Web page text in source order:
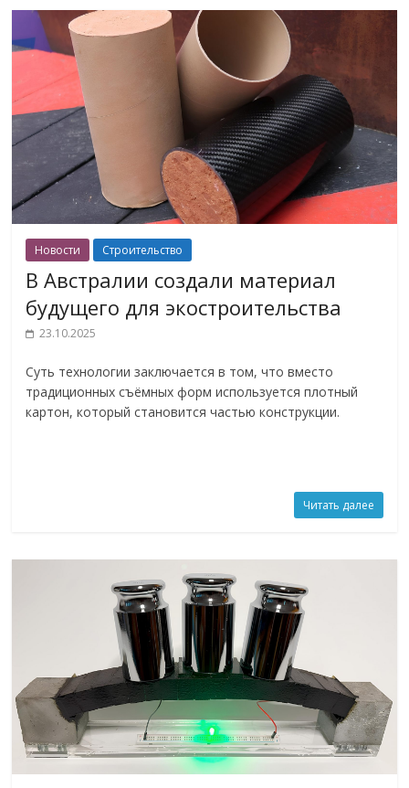
Новости Строительство
В Австралии создали материал
будущего для экостроительства
23.10.2025
Суть технологии заключается в том, что вместо
традиционных съёмных форм используется плотный
картон, который становится частью конструкции.
Читать далее